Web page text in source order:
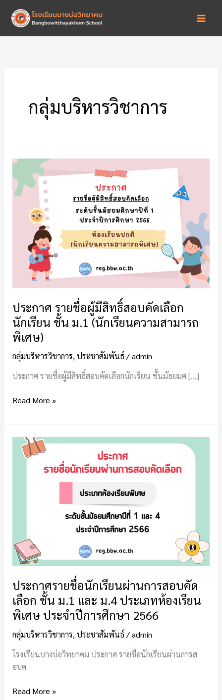
content
กลุ่มบริหารวิชาการ
ประกาศ รายชื่อผู้มีสิทธิ์สอบคัดเลือก
นักเรียน ชั้น ม.1 (นักเรียนความสามารถ
พิเศษ)
กลุ่มบริหารวิชาการ,ประชาสัมพันธ์/admin
ประกาศ รายชื่อผู้มีสิทธิ์สอบคัดเลือกนักเรียน ชั้นมัธยมศ […]
ประกาศ
ราย
ชื่อ
นักเรียน
ชั้น
ม.1
(นักเรียน
ความ
สามารถ
พิเศษ)
Read More »
ประกาศรายชื่อนักเรียนผ่านการสอบคัด
เลือก ชั้น ม.1 และ ม.4 ประเภทห้องเรียน
พิเศษ ประจำปีการศึกษา 2566
กลุ่มบริหารวิชาการ, ประชาสัมพันธ์/admin
โรงเรียนบางบ่อวิทยาคม ประกาศ รายชื่อนักเรียนผ่านการส
อบค
ประกาศ
ราย
เลือก
ชั้น
ม.1
และ
ม.4
ประเภท
ห้องเรียน
พิเศษ
ประจำ
ปี
การ
2566
Read More »